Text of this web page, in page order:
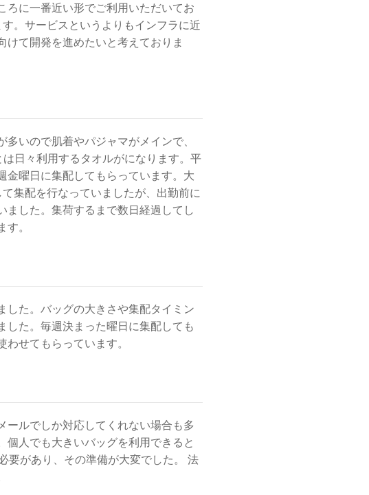
ろに一番近い形でご利用いただいてお
。サービスというよりもインフラに近
けて開発を進めたいと考えておりま
いので肌着やパジャマがメインで、
日々利用するタオルがになります。平
金曜日に集配してもらっています。大
集配を行なっていましたが、出勤前に
ました。集荷するまで数日経過してし
。
した。バッグの大きさや集配タイミン
した。毎週決まった曜日に集配しても
せてもらっています。
ールでしか対応してくれない場合も多
個人でも大きいバッグを利用できると
要があり、その準備が大変でした。 法